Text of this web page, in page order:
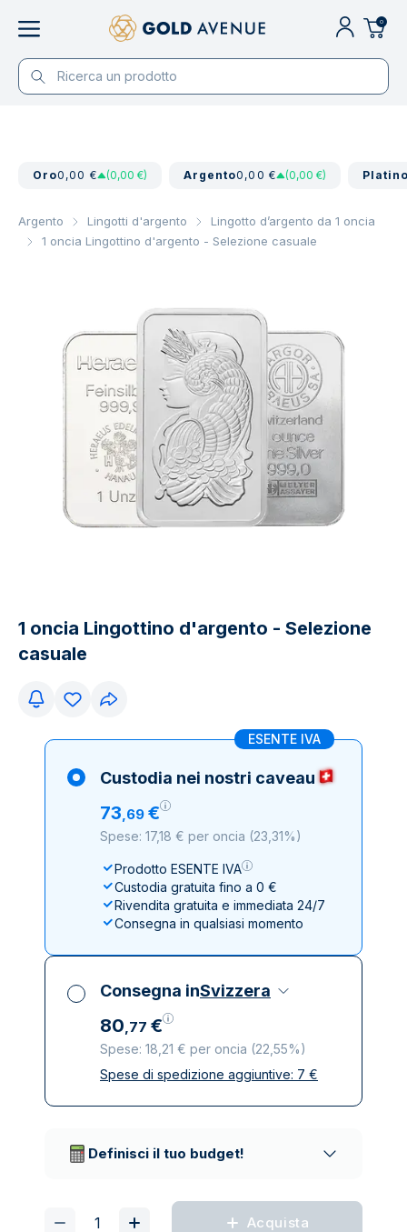
0
Oro0,00 € (0,00 €) Argento0,00 € (0,00 €)
Argento Lingotti d'argento
Lingotto d’argento da 1 oncia
1 oncia Lingottino d'argento - Selezione casuale
1 oncia Lingottino d'argento - Selezione
casuale
ESENTE IVA
Custodia nei nostri caveau
73,69 €
Spese: 17,18 € per oncia (23,31%)
Prodotto ESENTE IVA
Custodia gratuita fino a 0 €
Rivendita gratuita e immediata 24/7
Consegna in qualsiasi momento
Consegna inSvizzera
80,77 €
Spese: 18,21 € per oncia (22,55%)
Tutte le tasse incluse
Spese di spedizione aggiuntive: 7 €
Definisci il tuo budget!
Acquista